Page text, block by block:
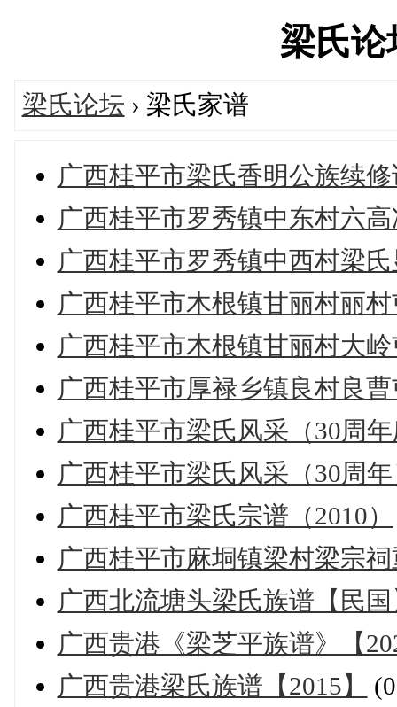
梁氏
梁氏论坛 › 梁氏家谱
广西桂平市梁氏香明公族续修
广西桂平市罗秀镇中东村六
广西桂平市罗秀镇中西村梁
广西桂平市木根镇甘丽村丽
广西桂平市木根镇甘丽村大
广西桂平市厚禄乡镇良村良
广西桂平市梁氏风采（30周
广西桂平市梁氏风采（30周
广西桂平市梁氏宗谱（2010）
广西桂平市麻垌镇梁村梁宗
广西北流塘头梁氏族谱【民国
广西贵港《梁芝平族谱》【
广西贵港梁氏族谱【2015】